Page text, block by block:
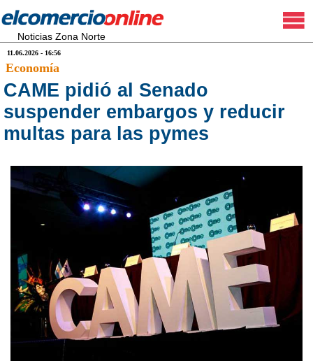
Noticias Zona Norte
11.06.2026 - 16:56
Economía
CAME pidió al Senado
suspender embargos y reducir
multas para las pymes